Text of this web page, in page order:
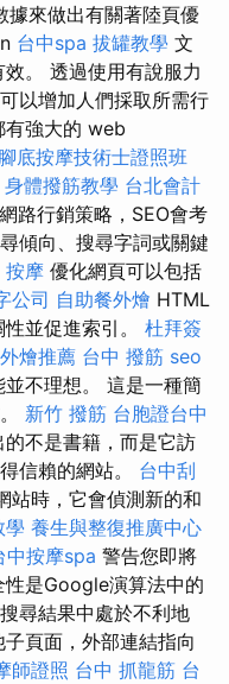
據來做出有關著陸頁優
台中spa 拔罐教學 文
。 透過使用有說服力
以增加人們採取所需行
有強大的 web
腳底按摩技術士證照班
身體撥筋教學 台北會計
路行銷策略，SEO會考
傾向、搜尋字詞或關鍵
按摩 優化網頁可以包括
公司 自助餐外燴 HTML
並促進索引。 杜拜簽
外燴推薦 台中 撥筋 seo
不理想。 這是一種簡
新竹 撥筋 台胞證台中
不是書籍，而是它訪
信賴的網站。 台中刮
站時，它會偵測新的和
學 養生與整復推廣中心
中按摩spa 警告您即將
性是Google演算法中的
尋結果中處於不利地
頁面，外部連結指向
師證照 台中 抓龍筋 台